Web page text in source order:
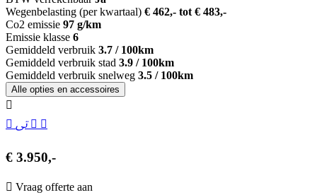
Wegenbelasting (per kwartaal) € 462,- tot € 483,-
Co2 emissie 97 g/km
Emissie klasse 6
Gemiddeld verbruik 3.7 / 100km
Gemiddeld verbruik stad 3.9 / 100km
Gemiddeld verbruik snelweg 3.5 / 100km
Alle opties en accessoires
€ 3.950,-
Vraag offerte aan